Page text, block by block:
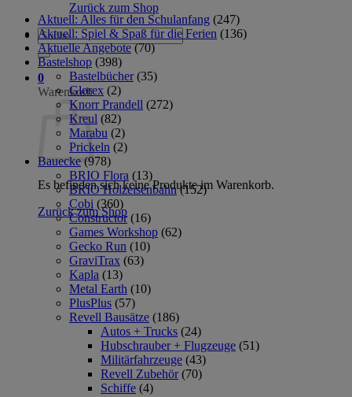
Zurück zum Shop
Suche
nach:
0
Warenkorb
Es befinden sich keine Produkte im Warenkorb.
Zurück zum Shop
Aktuell: Alles für den Schulanfang (247)
Aktuell: Spiel & Spaß für die Ferien (136)
Aktuelle Angebote (70)
Bastelshop (398)
Bastelbücher (35)
Glorex (2)
Knorr Prandell (272)
Kreul (82)
Marabu (2)
Prickeln (2)
Bauecke (978)
BRIO Flora (13)
BRIO Holzeisenbahn (152)
Cobi (360)
Constructor (16)
Games Workshop (62)
Gecko Run (10)
GraviTrax (63)
Kapla (13)
Metal Earth (10)
PlusPlus (57)
Revell Bausätze (186)
Autos + Trucks (24)
Hubschrauber + Flugzeuge (51)
Militärfahrzeuge (43)
Revell Zubehör (70)
Schiffe (4)